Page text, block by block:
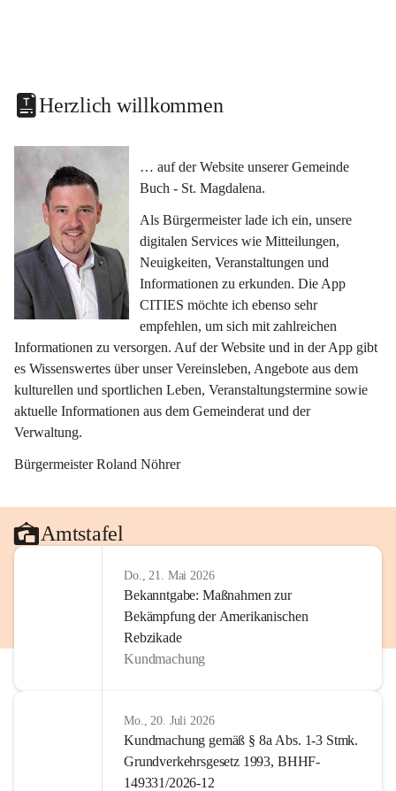
Herzlich willkommen
… auf der Website unserer Gemeinde
Buch - St. Magdalena.
Als Bürgermeister lade ich ein, unsere
digitalen Services wie Mitteilungen,
Neuigkeiten, Veranstaltungen und
Informationen zu erkunden. Die App
CITIES möchte ich ebenso sehr
empfehlen, um sich mit zahlreichen
Informationen zu versorgen. Auf der Website und in der App gibt
es Wissenswertes über unser Vereinsleben, Angebote aus dem
kulturellen und sportlichen Leben, Veranstaltungstermine sowie
aktuelle Informationen aus dem Gemeinderat und der
Verwaltung.
Bürgermeister Roland Nöhrer
Amtstafel
Do., 21. Mai 2026
Bekanntgabe: Maßnahmen zur
Bekämpfung der Amerikanischen
Rebzikade
Kundmachung
Mo., 20. Juli 2026
Kundmachung gemäß § 8a Abs. 1-3 Stmk.
Grundverkehrsgesetz 1993, BHHF-
149331/2026-12